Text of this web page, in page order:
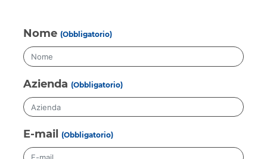
Nome (Obbligatorio)
Azienda (Obbligatorio)
E-mail (Obbligatorio)